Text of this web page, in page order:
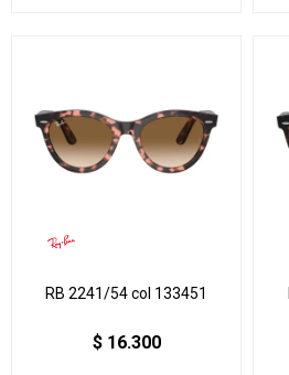
RB 2241/54 col 133451
$ 16.300